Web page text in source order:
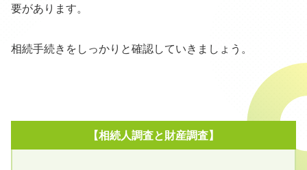
要があります。
相続手続きをしっかりと確認していきましょう。
【相続人調査と財産調査】